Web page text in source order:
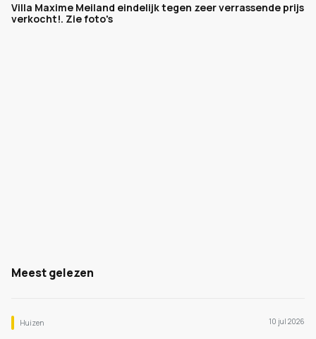
Villa Maxime Meiland eindelijk tegen zeer verrassende prijs
verkocht!. Zie foto's
Meest gelezen
Huizen 10 jul 2026